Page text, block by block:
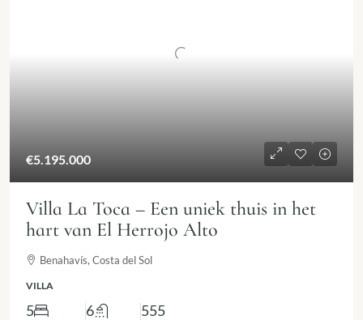
€5.195.000
Villa La Toca – Een uniek thuis in het
hart van El Herrojo Alto
Benahavís, Costa del Sol
VILLA
5 6 555